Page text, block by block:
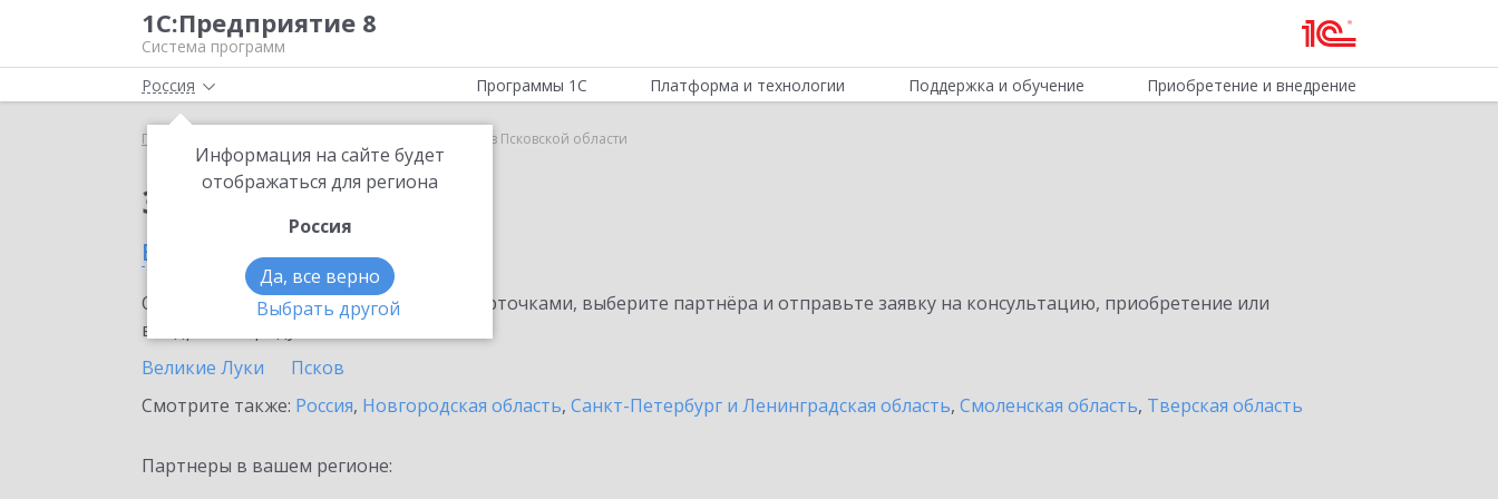
1С:Предприятие 8
Система программ
Россия
Информация на сайте будет
отображаться для региона
Россия
Да, все верно
Выбрать другой
Программы 1С Платформа и технологии Поддержка и обучение Приобретение и внедрение
Главная 1С:Кредит в Псковской области
Заказать 1С:Кредит
в Псковской области
Ознакомьтесь с информационными карточками, выберите партнёра и отправьте заявку на консультацию, приобретение или
внедрение продукта.
Великие Луки
Псков
Смотрите также: Россия, Новгородская область, Санкт-Петербург и Ленинградская область, Смоленская область, Тверская область
Партнеры в вашем регионе: